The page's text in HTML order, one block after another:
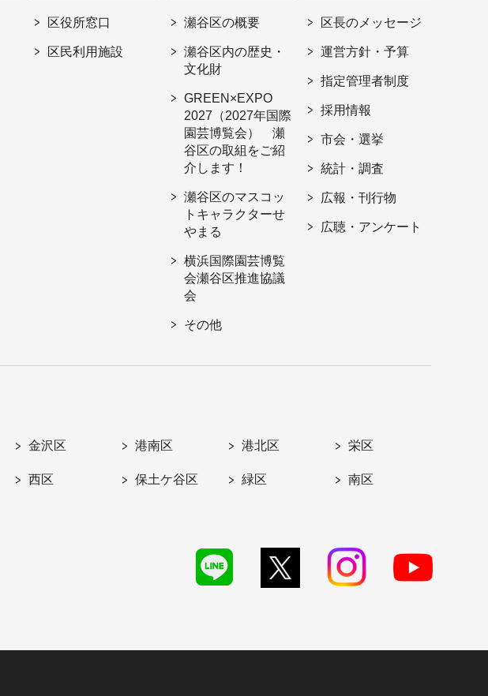
区役所窓口
区民利用施設
瀬谷区の概要
瀬谷区内の歴史・
文化財
GREEN×EXPO
2027（2027年国際
園芸博覧会） 瀬
谷区の取組をご紹
介します！
瀬谷区のマスコッ
トキャラクターせ
やまる
横浜国際園芸博覧
会瀬谷区推進協議
会
その他
区長のメッセージ
運営方針・予算
指定管理者制度
採用情報
市会・選挙
統計・調査
広報・刊行物
広聴・アンケート
金沢区 港南区 港北区 栄区
西区 保土ケ谷区 緑区 南区